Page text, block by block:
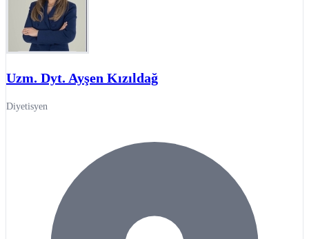
Uzm. Dyt. Ayşen Kızıldağ
Diyetisyen